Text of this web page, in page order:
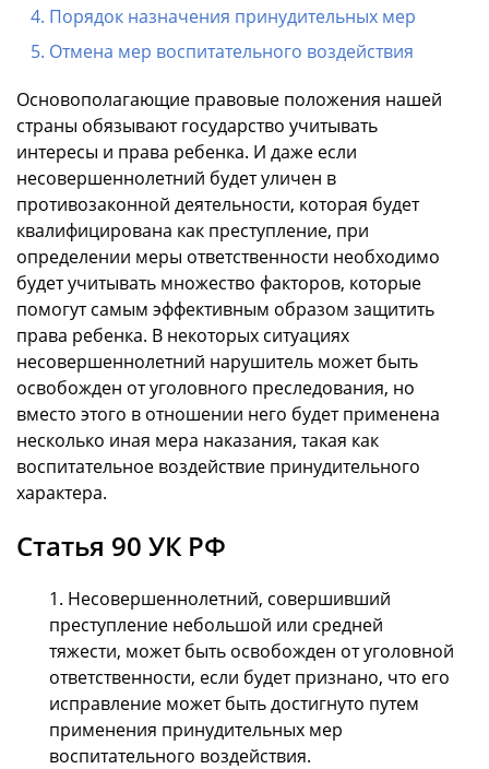
Порядок назначения принудительных мер
Отмена мер воспитательного воздействия
Основополагающие правовые положения нашей
страны обязывают государство учитывать
интересы и права ребенка. И даже если
несовершеннолетний будет уличен в
противозаконной деятельности, которая будет
квалифицирована как преступление, при
определении меры ответственности необходимо
будет учитывать множество факторов, которые
помогут самым эффективным образом защитить
права ребенка. В некоторых ситуациях
несовершеннолетний нарушитель может быть
освобожден от уголовного преследования, но
вместо этого в отношении него будет применена
несколько иная мера наказания, такая как
воспитательное воздействие принудительного
характера.
Статья 90 УК РФ
1. Несовершеннолетний, совершивший
преступление небольшой или средней
тяжести, может быть освобожден от уголовной
ответственности, если будет признано, что его
исправление может быть достигнуто путем
применения принудительных мер
воспитательного воздействия.